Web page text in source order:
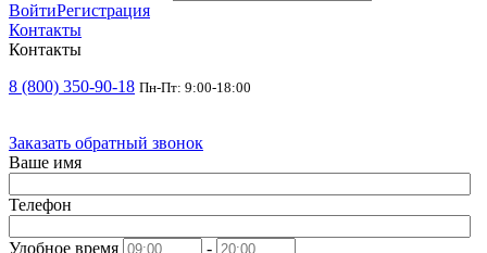
ВойтиРегистрация
Контакты
Контакты
8 (800) 350-90-18 Пн-Пт: 9:00-18:00
Заказать обратный звонок
Ваше имя
Телефон
Удобное время -